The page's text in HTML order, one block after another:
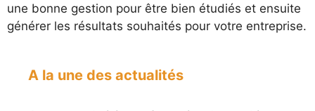
une bonne gestion pour être bien étudiés et ensuite
générer les résultats souhaités pour votre entreprise.
A la une des actualités